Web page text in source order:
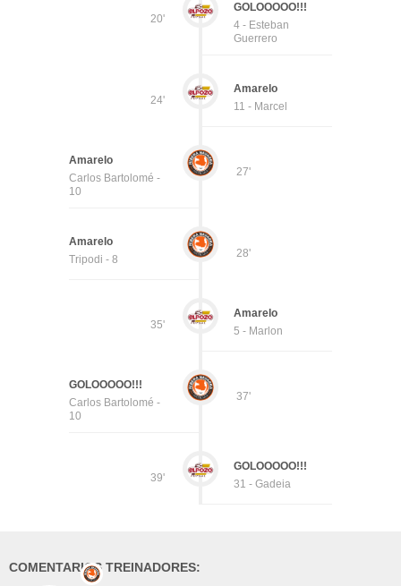
20'
GOLOOOOO!!!
4 - Esteban
Guerrero
24'
Amarelo
11 - Marcel
27'
Amarelo
Carlos Bartolomé -
10
28'
Amarelo
Tripodi - 8
35'
Amarelo
5 - Marlon
37'
GOLOOOOO!!!
Carlos Bartolomé -
10
39'
GOLOOOOO!!!
31 - Gadeia
COMENTARIOS TREINADORES: